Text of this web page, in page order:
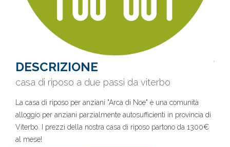
DESCRIZIONE
casa di riposo a due passi da viterbo
La casa di riposo per anziani "Arca di Noe" è una comunità
alloggio per anziani parzialmente autosufficienti in provincia di
Viterbo. I prezzi della nostra casa di riposo partono da 1300€
al mese!